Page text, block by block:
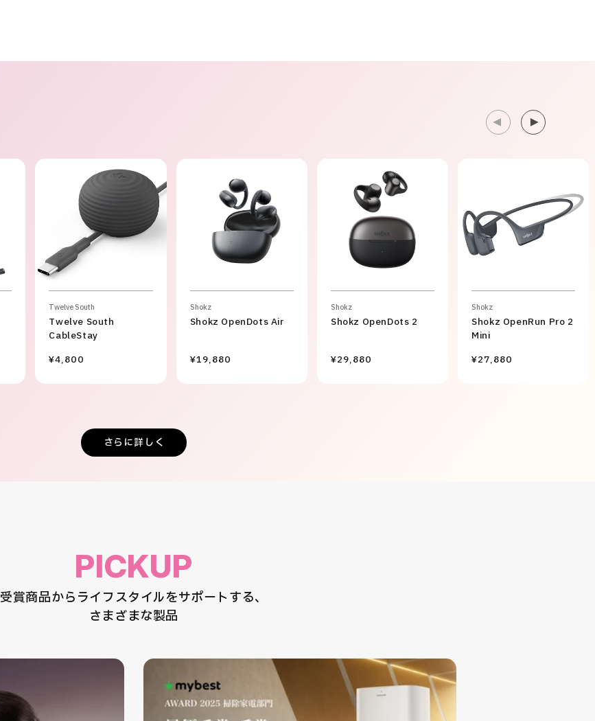
Twelve South
Twelve South
CableStay
¥4,800
Shokz
Shokz OpenDots Air
¥19,880
Shokz
Shokz OpenDots 2
¥29,880
Shokz
Shokz OpenRun Pro 2
Mini
¥27,880
さらに詳しく
PICKUP
受賞商品からライフスタイルをサポートする、
さまざまな製品